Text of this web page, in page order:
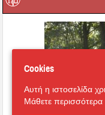
Cookies
Αυτή η ιστοσελίδα
Μάθετε περισσότερα